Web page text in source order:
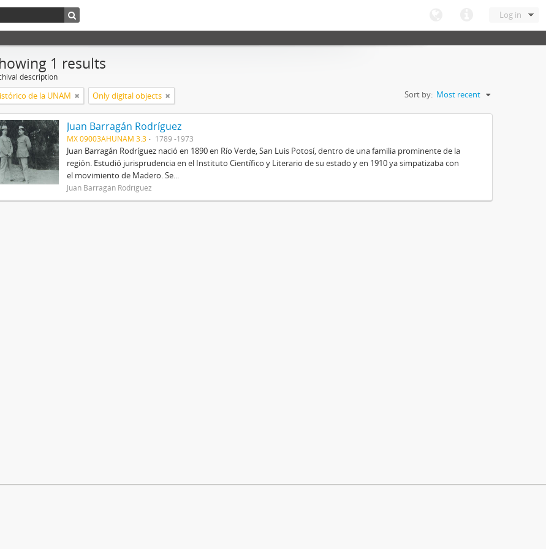
Log in
1 results
description
de la UNAM Only digital objects Sort by: Most recent
Juan Barragán Rodríguez
MX 09003AHUNAM 3.3 1789 -1973
Juan Barragán Rodríguez nació en 1890 en Río Verde, San Luis Potosí, dentro de una familia prominente de la
región. Estudió jurisprudencia en el Instituto Científico y Literario de su estado y en 1910 ya simpatizaba con
el movimiento de Madero. Se...
Juan Barragán Rodríguez